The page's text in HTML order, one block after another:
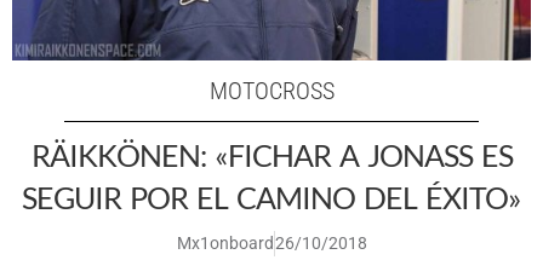
MOTOCROSS
RÄIKKÖNEN: «FICHAR A JONASS ES
SEGUIR POR EL CAMINO DEL ÉXITO»
Mx1onboard26/10/2018